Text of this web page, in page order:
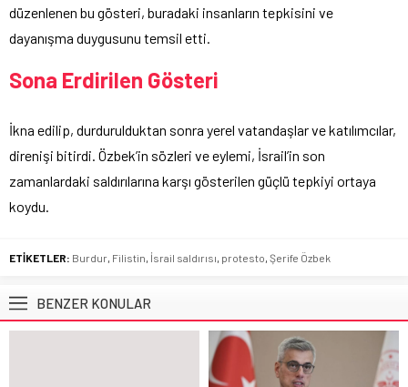
düzenlenen bu gösteri, buradaki insanların tepkisini ve
dayanışma duygusunu temsil etti.
Sona Erdirilen Gösteri
İkna edilip, durdurulduktan sonra yerel vatandaşlar ve katılımcılar,
direnişi bitirdi. Özbek’in sözleri ve eylemi, İsrail’in son
zamanlardaki saldırılarına karşı gösterilen güçlü tepkiyi ortaya
koydu.
ETİKETLER: Burdur, Filistin, İsrail saldırısı, protesto, Şerife Özbek
BENZER KONULAR